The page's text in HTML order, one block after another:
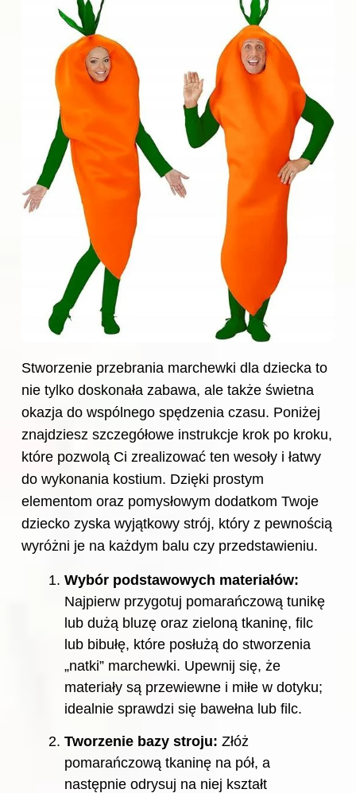
Stworzenie przebrania marchewki dla dziecka to
nie tylko doskonała zabawa, ale także świetna
okazja do wspólnego spędzenia czasu. Poniżej
znajdziesz szczegółowe instrukcje krok po kroku,
które pozwolą Ci zrealizować ten wesoły i łatwy
do wykonania kostium. Dzięki prostym
elementom oraz pomysłowym dodatkom Twoje
dziecko zyska wyjątkowy strój, który z pewnością
wyróżni je na każdym balu czy przedstawieniu.
Wybór podstawowych materiałów:
Najpierw przygotuj pomarańczową tunikę
lub dużą bluzę oraz zieloną tkaninę, filc
lub bibułę, które posłużą do stworzenia
„natki” marchewki. Upewnij się, że
materiały są przewiewne i miłe w dotyku;
idealnie sprawdzi się bawełna lub filc.
Tworzenie bazy stroju: Złóż
pomarańczową tkaninę na pół, a
następnie odrysuj na niej kształt